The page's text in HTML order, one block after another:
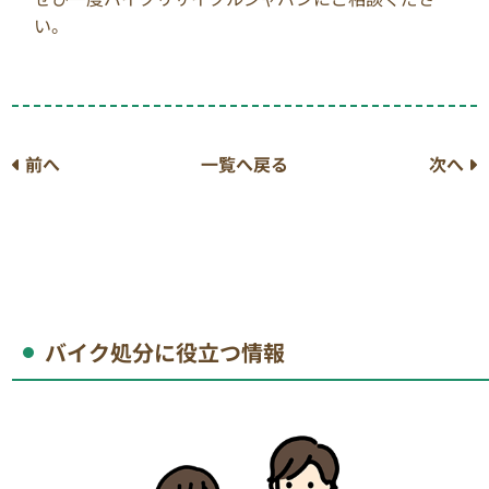
い。
前へ 一覧へ戻る 次へ
バイク処分に役立つ情報